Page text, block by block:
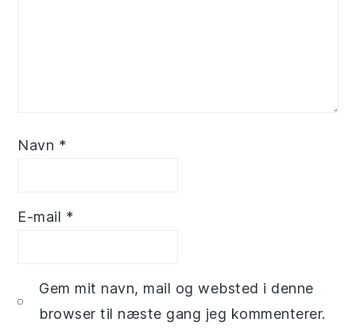
Navn *
E-mail *
Gem mit navn, mail og websted i denne
browser til næste gang jeg kommenterer.